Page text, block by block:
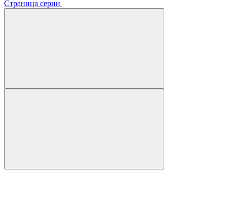
Страница серии